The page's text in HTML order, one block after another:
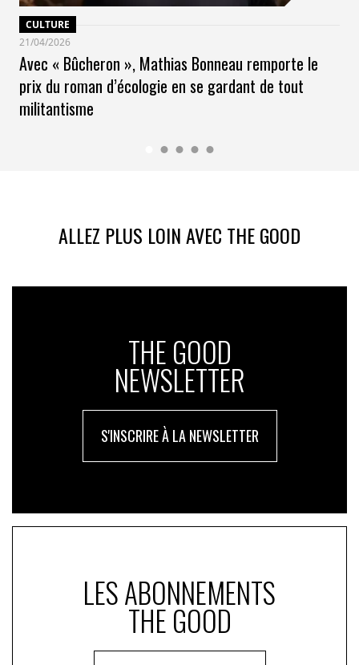
CULTURE
21/04/2026
Avec « Bûcheron », Mathias Bonneau remporte le
prix du roman d’écologie en se gardant de tout
militantisme
ALLEZ PLUS LOIN AVEC THE GOOD
THE GOOD
NEWSLETTER
S'INSCRIRE À LA NEWSLETTER
LES ABONNEMENTS
THE GOOD